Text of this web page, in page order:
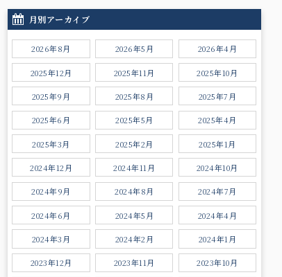
月別アーカイブ
2026年8月 2026年5月 2026年4月
2025年12月 2025年11月 2025年10月
2025年9月 2025年8月 2025年7月
2025年6月 2025年5月 2025年4月
2025年3月 2025年2月 2025年1月
2024年12月 2024年11月 2024年10月
2024年9月 2024年8月 2024年7月
2024年6月 2024年5月 2024年4月
2024年3月 2024年2月 2024年1月
2023年12月 2023年11月 2023年10月